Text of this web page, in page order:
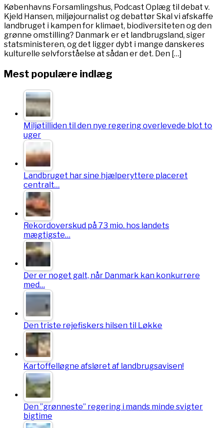
Københavns Forsamlingshus, Podcast Oplæg til debat v.
Kjeld Hansen, miljøjournalist og debattør Skal vi afskaffe
landbruget i kampen for klimaet, biodiversiteten og den
grønne omstilling? Danmark er et landbrugsland, siger
statsministeren, og det ligger dybt i mange danskeres
kulturelle selvforståelse at sådan er det. Den […]
Mest populære indlæg
Miljøtilliden til den nye regering overlevede blot to
uger
Landbruget har sine hjælperyttere placeret
centralt…
Rekordoverskud på 73 mio. hos landets
mægtigste…
Der er noget galt, når Danmark kan konkurrere
med…
Den triste rejefiskers hilsen til Løkke
Kartoffelløgne afsløret af landbrugsavisen!
Den ”grønneste” regering i mands minde svigter
bigtime